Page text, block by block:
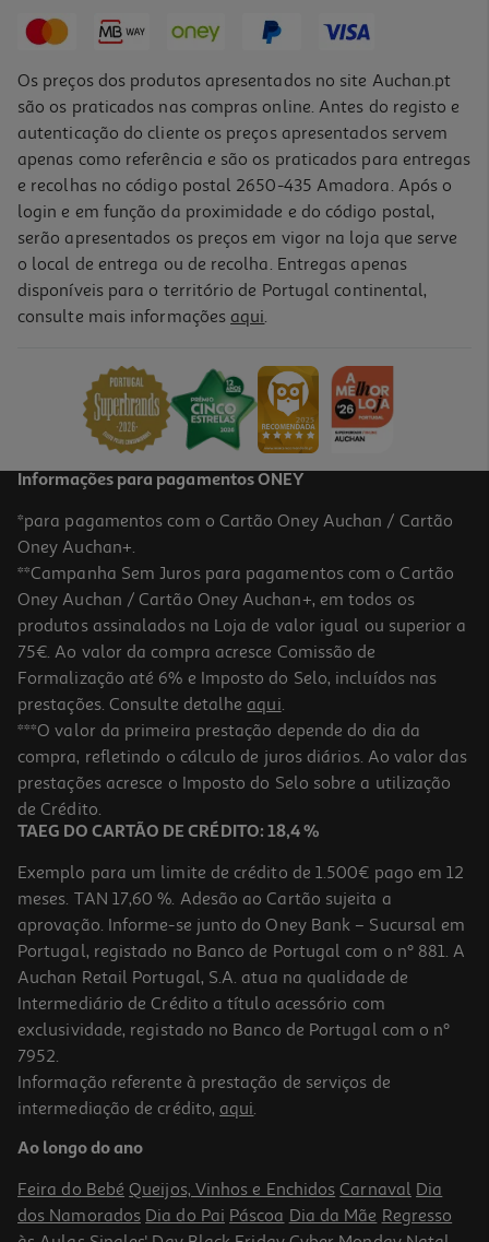
Infusão Auchan Bio Hortelã-Pimenta 20 Saquetas
4.3
Infusão Auchan Bio Da Noite 20 Saquetas
0.09 €/un
1,89 €
Infusão Auchan Bio Rooibos 20 Saquetas
0.09 €/un
1,89 €
Os preços dos produtos apresentados no site Auchan.pt
são os praticados nas compras online. Antes do registo e
autenticação do cliente os preços apresentados servem
apenas como referência e são os praticados para entregas
e recolhas no código postal 2650-435 Amadora. Após o
login e em função da proximidade e do código postal,
serão apresentados os preços em vigor na loja que serve
o local de entrega ou de recolha. Entregas apenas
disponíveis para o território de Portugal continental,
consulte mais informações aqui.
Informações para pagamentos ONEY
*para pagamentos com o Cartão Oney Auchan / Cartão
Oney Auchan+.
**Campanha Sem Juros para pagamentos com o Cartão
Oney Auchan / Cartão Oney Auchan+, em todos os
produtos assinalados na Loja de valor igual ou superior a
75€. Ao valor da compra acresce Comissão de
Formalização até 6% e Imposto do Selo, incluídos nas
prestações. Consulte detalhe aqui.
***O valor da primeira prestação depende do dia da
compra, refletindo o cálculo de juros diários. Ao valor das
prestações acresce o Imposto do Selo sobre a utilização
de Crédito.
TAEG DO CARTÃO DE CRÉDITO: 18,4 %
Exemplo para um limite de crédito de 1.500€ pago em 12
meses. TAN 17,60 %. Adesão ao Cartão sujeita a
aprovação. Informe-se junto do Oney Bank – Sucursal em
Portugal, registado no Banco de Portugal com o nº 881. A
Auchan Retail Portugal, S.A. atua na qualidade de
Intermediário de Crédito a título acessório com
exclusividade, registado no Banco de Portugal com o nº
7952.
Informação referente à prestação de serviços de
intermediação de crédito, aqui.
Ao longo do ano
Feira do Bebé Queijos, Vinhos e Enchidos Carnaval Dia
dos Namorados Dia do Pai Páscoa Dia da Mãe Regresso